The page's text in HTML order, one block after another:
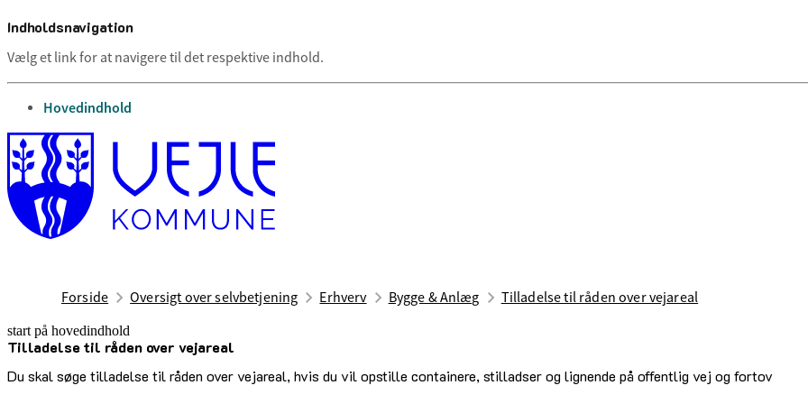
Indholdsnavigation
Vælg et link for at navigere til det respektive indhold.
gå til
Hovedindhold
Forside Oversigt over selvbetjening Erhverv Bygge & Anlæg Til­lad­else til råden over vej­areal
start på hovedindhold
Til­lad­else til råden over vej­areal
Du skal søge tilladelse til råden over vejareal, hvis du vil opstille containere, stilladser og lignende på offentlig vej og fortov
senest opdateret 7. marts 2025